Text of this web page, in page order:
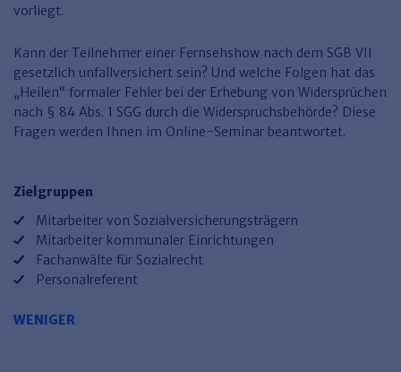
Insolvenzrecht
Medizinrecht
Haufe Personal Office
Haufe Finance Office
Haufe Zeugnis Manager
Sozialrechtprodukte
Haufe TVöD/TV-L Office
Haufe Immobilien
vorliegt.
Kann der Teilnehmer einer Fernsehshow nach dem SGB VII
gesetzlich unfallversichert sein? Und welche Folgen hat das
„Heilen“ formaler Fehler bei der Erhebung von Widersprüchen
nach § 84 Abs. 1 SGG durch die Widerspruchsbehörde? Diese
Fragen werden Ihnen im Online-Seminar beantwortet.
Zielgruppen
Mitarbeiter von Sozialversicherungsträgern
Mitarbeiter kommunaler Einrichtungen
Fachanwälte für Sozialrecht
Personalreferent
WENIGER